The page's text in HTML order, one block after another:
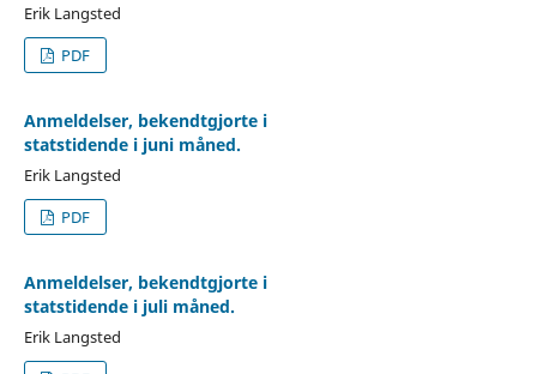
Erik Langsted
PDF
Anmeldelser, bekendtgjorte i
statstidende i juni måned.
Erik Langsted
PDF
Anmeldelser, bekendtgjorte i
statstidende i juli måned.
Erik Langsted